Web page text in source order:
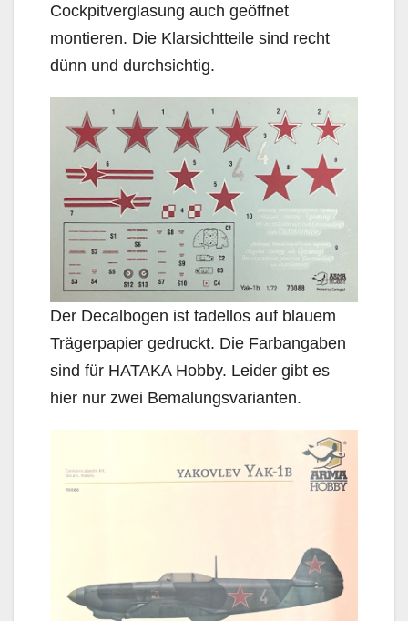
Cockpitverglasung auch geöffnet
montieren. Die Klarsichtteile sind recht
dünn und durchsichtig.
Der Decalbogen ist tadellos auf blauem
Trägerpapier gedruckt. Die Farbangaben
sind für HATAKA Hobby. Leider gibt es
hier nur zwei Bemalungsvarianten.